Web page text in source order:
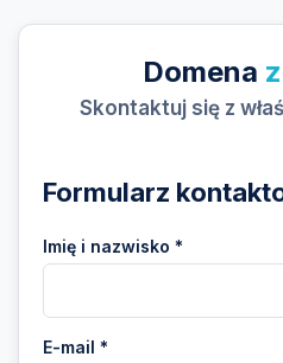
Domena
Skontaktuj się z
Formularz
Imię i nazwisko *
E-mail *